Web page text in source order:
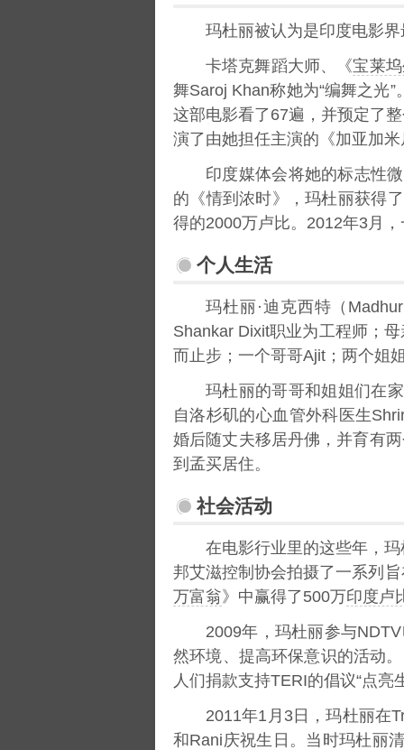
玛杜丽被认为是印度电影
卡塔克舞蹈大师、《宝莱
舞Saroj Khan称她为“编舞之光
这部电影看了67遍，并预定了
演了由她担任主演的《加亚加
印度媒体会将她的标志性
的《情到浓时》，玛杜丽获得
得的2000万卢比。2012年3月
个人生活
玛杜丽·迪克西特（
Shankar Dixit职业为工程师；
而止步；一个哥哥Ajit；两个姐
玛杜丽的哥哥和姐姐们在
自洛杉矶的心血管外科医生
婚后随丈夫移居丹佛，并育有
到孟买居住。
社会活动
在电影行业里的这些年，
邦艾滋控制协会拍摄了一系列
万富翁》中赢得了500万印度卢
2009年，玛杜丽参与
然环境、提高环保意识的活动
人们捐款支持TERI的倡议“点
2011年1月3日，玛杜丽在
和Rani庆祝生日。当时玛杜丽